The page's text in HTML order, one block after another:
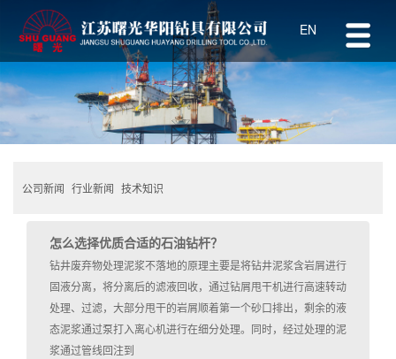
EN
公司新闻 行业新闻 技术知识
怎么选择优质合适的石油钻杆？
钻井废弃物处理泥浆不落地的原理主要是将钻井泥浆含岩屑进行
固液分离，将分离后的滤液回收，通过钻屑甩干机进行高速转动
处理、过滤，大部分甩干的岩屑顺着第一个砂口排出，剩余的液
态泥浆通过泵打入离心机进行在细分处理。同时，经过处理的泥
浆通过管线回注到